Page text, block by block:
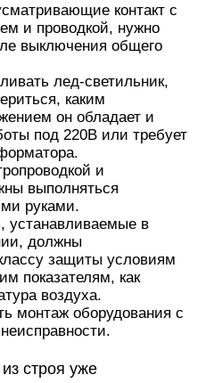
контакт с
и проводкой, нужно
выключения общего
лед-светильник,
каким
он обладает и
под 220В или требует
и
выполняться
руками.
устанавливаемые в
должны
защиты условиям
показателям, как
воздуха.
монтаж оборудования с
строя уже